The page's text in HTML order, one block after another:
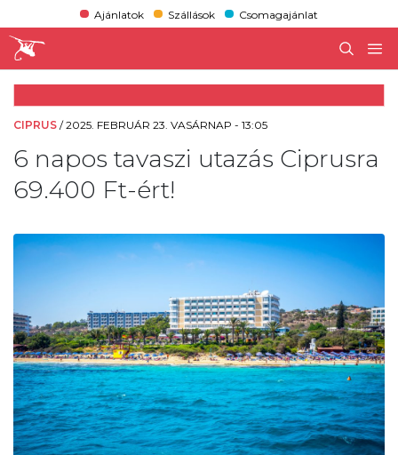
Ajánlatok Szállások Csomagajánlat
CIPRUS /2025. FEBRUÁR 23. VASÁRNAP - 13:05
6 napos tavaszi utazás Ciprusra
69.400 Ft-ért!